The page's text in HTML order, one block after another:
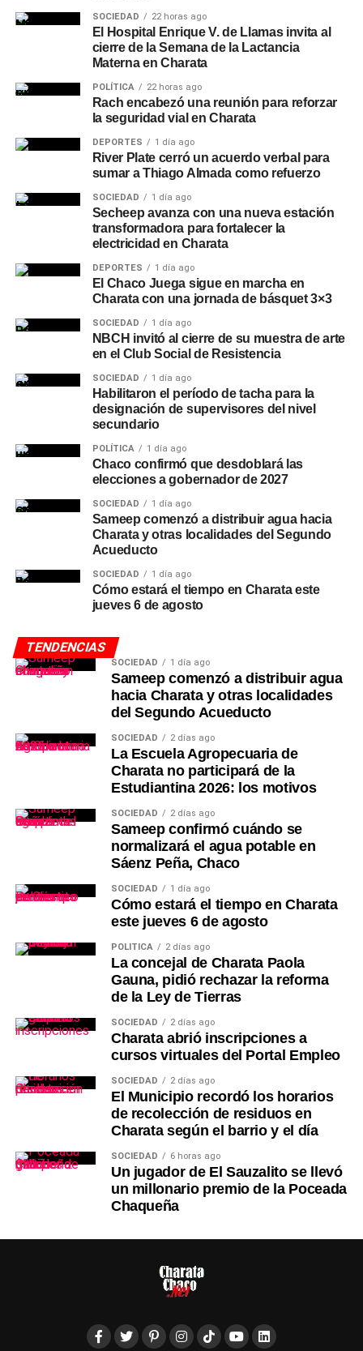
SOCIEDAD 22 horas ago
El Hospital Enrique V. de Llamas invita al
cierre de la Semana de la Lactancia
Materna en Charata
POLÍTICA 22 horas ago
Rach encabezó una reunión para reforzar
la seguridad vial en Charata
DEPORTES 1 día ago
River Plate cerró un acuerdo verbal para
sumar a Thiago Almada como refuerzo
SOCIEDAD 1 día ago
Secheep avanza con una nueva estación
transformadora para fortalecer la
electricidad en Charata
DEPORTES 1 día ago
El Chaco Juega sigue en marcha en
Charata con una jornada de básquet 3×3
SOCIEDAD 1 día ago
NBCH invitó al cierre de su muestra de arte
en el Club Social de Resistencia
SOCIEDAD 1 día ago
Habilitaron el período de tacha para la
designación de supervisores del nivel
secundario
POLÍTICA 1 día ago
Chaco confirmó que desdoblará las
elecciones a gobernador de 2027
SOCIEDAD 1 día ago
Sameep comenzó a distribuir agua hacia
Charata y otras localidades del Segundo
Acueducto
SOCIEDAD 1 día ago
Cómo estará el tiempo en Charata este
jueves 6 de agosto
TENDENCIAS
SOCIEDAD 1 día ago
Sameep comenzó a distribuir agua
hacia Charata y otras localidades
del Segundo Acueducto
SOCIEDAD 2 días ago
La Escuela Agropecuaria de
Charata no participará de la
Estudiantina 2026: los motivos
SOCIEDAD 2 días ago
Sameep confirmó cuándo se
normalizará el agua potable en
Sáenz Peña, Chaco
SOCIEDAD 1 día ago
Cómo estará el tiempo en Charata
este jueves 6 de agosto
POLÍTICA 2 días ago
La concejal de Charata Paola
Gauna, pidió rechazar la reforma
de la Ley de Tierras
SOCIEDAD 2 días ago
Charata abrió inscripciones a
cursos virtuales del Portal Empleo
SOCIEDAD 2 días ago
El Municipio recordó los horarios
de recolección de residuos en
Charata según el barrio y el día
SOCIEDAD 6 horas ago
Un jugador de El Sauzalito se llevó
un millonario premio de la Poceada
Chaqueña